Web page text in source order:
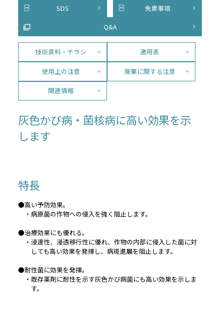
SDS 免責事項
Q&A
技術資料・チラシ 適用表
使用上の注意 廃棄に関する注意
関連情報
灰色かび病・菌核病に高い効果を示
します
特長
●高い予防効果。
・病原菌の作物への侵入を強く阻止します。
●治療効果にも優れる。
・浸達性、浸透移行性に優れ、作物の内部に侵入した菌に対
しても高い効果を発揮し、病斑進展を阻止します。
●耐性菌に効果を発揮。
・既存薬剤に耐性を示す灰色かび病菌にも高い効果を示しま
す。